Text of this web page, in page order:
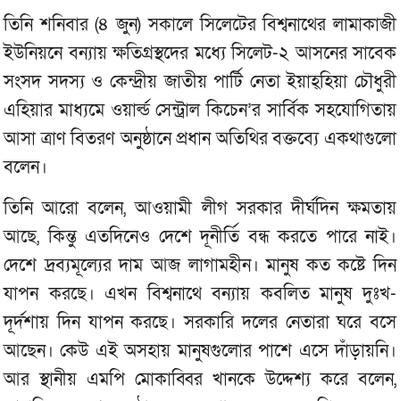
তিনি শনিবার (৪ জুন) সকালে সিলেটের বিশ্বনাথের লামাকাজী
ইউনিয়নে বন্যায় ক্ষতিগ্রস্থদের মধ্যে সিলেট-২ আসনের সাবেক
সংসদ সদস্য ও কেন্দ্রীয় জাতীয় পার্টি নেতা ইয়াহ্হিয়া চৌধুরী
এহিয়ার মাধ্যমে ওয়ার্ল্ড সেন্ট্রাল কিচেন’র সার্বিক সহযোগিতায়
আসা ত্রাণ বিতরণ অনুষ্ঠানে প্রধান অতিথির বক্তব্যে একথাগুলো
বলেন।
তিনি আরো বলেন, আওয়ামী লীগ সরকার দীর্ঘদিন ক্ষমতায়
আছে, কিন্তু এতদিনেও দেশে দূনীর্তি বন্ধ করতে পারে নাই।
দেশে দ্রব্যমূল্যের দাম আজ লাগামহীন। মানুষ কত কষ্টে দিন
যাপন করছে। এখন বিশ্বনাথে বন্যায় কবলিত মানুষ দুঃখ-
দূর্দশায় দিন যাপন করছে। সরকারি দলের নেতারা ঘরে বসে
আছেন। কেউ এই অসহায় মানুষগুলোর পাশে এসে দাঁড়ায়নি।
আর স্থানীয় এমপি মোকাব্বির খানকে উদ্দেশ্য করে বলেন,